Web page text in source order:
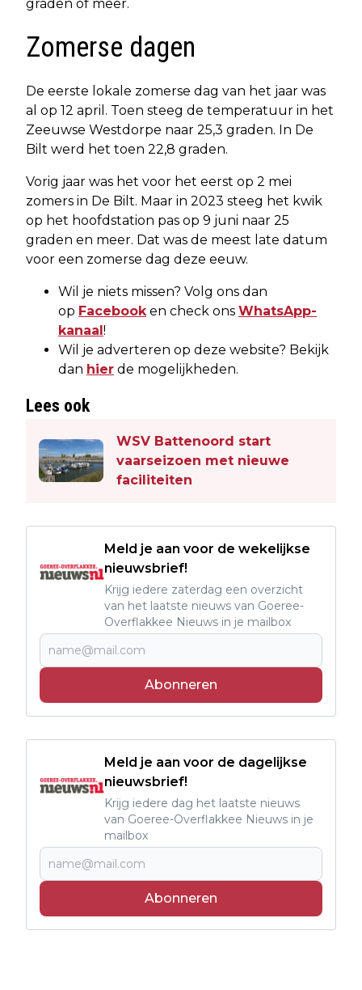
graden of meer.
Zomerse dagen
De eerste lokale zomerse dag van het jaar was
al op 12 april. Toen steeg de temperatuur in het
Zeeuwse Westdorpe naar 25,3 graden. In De
Bilt werd het toen 22,8 graden.
Vorig jaar was het voor het eerst op 2 mei
zomers in De Bilt. Maar in 2023 steeg het kwik
op het hoofdstation pas op 9 juni naar 25
graden en meer. Dat was de meest late datum
voor een zomerse dag deze eeuw.
Wil je niets missen? Volg ons dan
op Facebook en check ons WhatsApp-
kanaal!
Wil je adverteren op deze website? Bekijk
dan hier de mogelijkheden.
Lees ook
WSV Battenoord start
vaarseizoen met nieuwe
faciliteiten
Meld je aan voor de wekelijkse
nieuwsbrief!
Krijg iedere zaterdag een overzicht
van het laatste nieuws van Goeree-
Overflakkee Nieuws in je mailbox
Abonneren
Meld je aan voor de dagelijkse
nieuwsbrief!
Krijg iedere dag het laatste nieuws
van Goeree-Overflakkee Nieuws in je
mailbox
Abonneren